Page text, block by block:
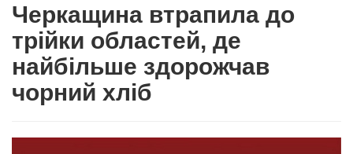
Черкащина втрапила до
трійки областей, де
найбільше здорожчав
чорний хліб